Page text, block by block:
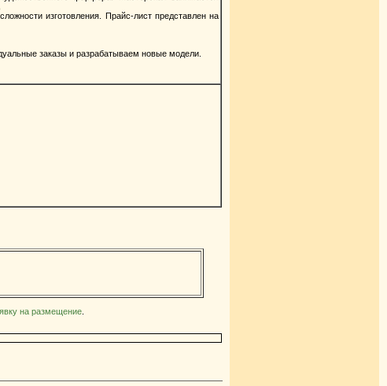
изготовления. Прайс-лист представлен на
заказы и разрабатываем новые модели.
на размещение.